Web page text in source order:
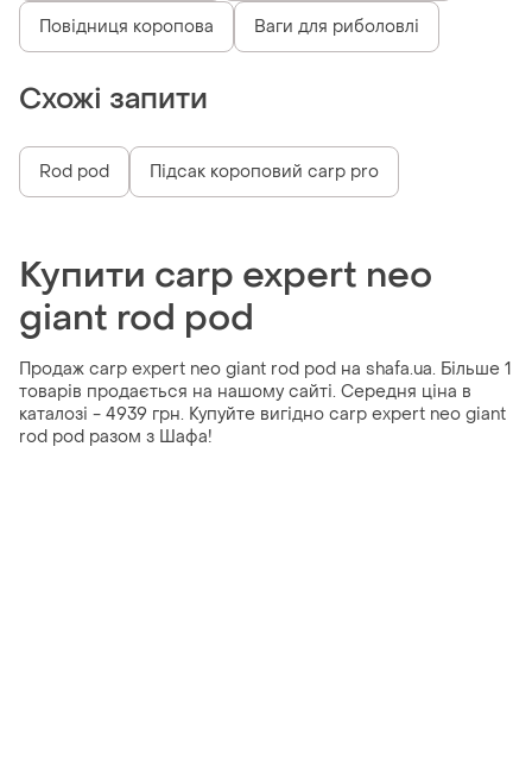
Повідниця коропова Ваги для риболовлі
Схожі запити
Rod pod Підсак короповий carp pro
Купити carp expert neo
giant rod pod
Продаж carp expert neo giant rod pod на shafa.ua. Більше 1
товарів продається на нашому сайті. Середня ціна в
каталозі - 4939 грн. Купуйте вигідно carp expert neo giant
rod pod разом з Шафа!